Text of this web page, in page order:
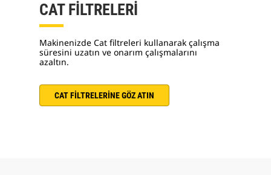
CAT FİLTRELERİ
Makinenizde Cat filtreleri kullanarak çalışma
süresini uzatın ve onarım çalışmalarını
azaltın.
CAT FİLTRELERİNE GÖZ ATIN